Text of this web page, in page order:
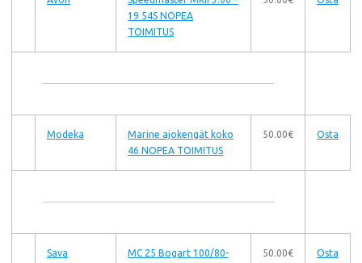
19 54S NOPEA
TOIMITUS
Modeka
Marine ajokengät koko
46 NOPEA TOIMITUS
50.00€ Osta
Sava
MC 25 Bogart 100/80-
50.00€ Osta